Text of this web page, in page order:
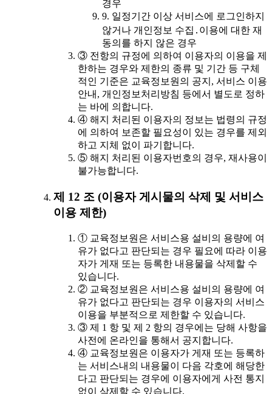
경우
9. 일정기간 이상 서비스에 로그인하지
않거나 개인정보 수집․이용에 대한 재
동의를 하지 않은 경우
③ 전항의 규정에 의하여 이용자의 이용을 제
한하는 경우와 제한의 종류 및 기간 등 구체
적인 기준은 교육정보원의 공지, 서비스 이용
안내, 개인정보처리방침 등에서 별도로 정하
는 바에 의합니다.
④ 해지 처리된 이용자의 정보는 법령의 규정
에 의하여 보존할 필요성이 있는 경우를 제외
하고 지체 없이 파기합니다.
⑤ 해지 처리된 이용자번호의 경우, 재사용이
불가능합니다.
제 12 조 (이용자 게시물의 삭제 및 서비스
이용 제한)
① 교육정보원은 서비스용 설비의 용량에 여
유가 없다고 판단되는 경우 필요에 따라 이용
자가 게재 또는 등록한 내용물을 삭제할 수
있습니다.
② 교육정보원은 서비스용 설비의 용량에 여
유가 없다고 판단되는 경우 이용자의 서비스
이용을 부분적으로 제한할 수 있습니다.
③ 제 1 항 및 제 2 항의 경우에는 당해 사항을
사전에 온라인을 통해서 공지합니다.
④ 교육정보원은 이용자가 게재 또는 등록하
는 서비스내의 내용물이 다음 각호에 해당한
다고 판단되는 경우에 이용자에게 사전 통지
없이 삭제할 수 있습니다.